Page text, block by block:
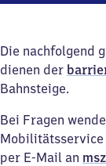
Die nachfolgend
dienen der
Bahnsteige.
Bei Fragen
per E-Mail an